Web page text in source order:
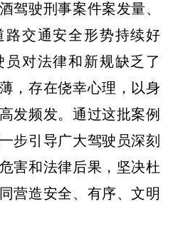
驾驶刑事案件案发量、
路交通安全形势持续好
对法律和新规缺乏了
，存在侥幸心理，以身
发频发。通过这批案例
步引导广大驾驶员深刻
害和法律后果，坚决杜
营造安全、有序、文明